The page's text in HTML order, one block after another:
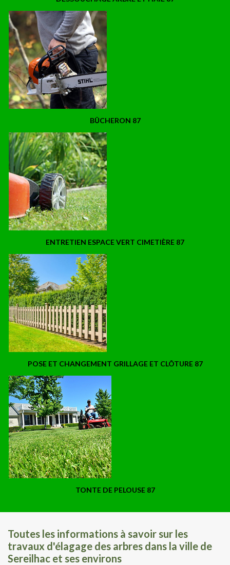
BÛCHERON 87
ENTRETIEN ESPACE VERT CIMETIÈRE 87
POSE ET CHANGEMENT GRILLAGE ET CLÔTURE 87
TONTE DE PELOUSE 87
Toutes les informations à savoir sur les
travaux d'élagage des arbres dans la ville de
Sereilhac et ses environs